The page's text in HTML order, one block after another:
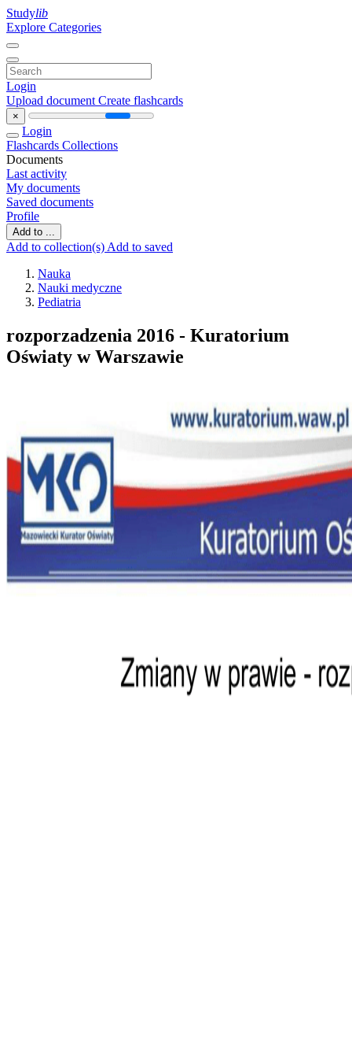
Studylib
Explore Categories
Login
Upload document Create flashcards
×
Login
Flashcards Collections
Documents
Last activity
My documents
Saved documents
Profile
Add to ...
Add to collection(s) Add to saved
Nauka
Nauki medyczne
Pediatria
rozporzadzenia 2016 - Kuratorium
Oświaty w Warszawie